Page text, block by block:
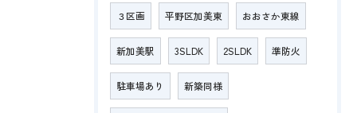
３区画 平野区加美東 おおさか東線
新加美駅 3SLDK 2SLDK 準防火
駐車場あり 新築同様